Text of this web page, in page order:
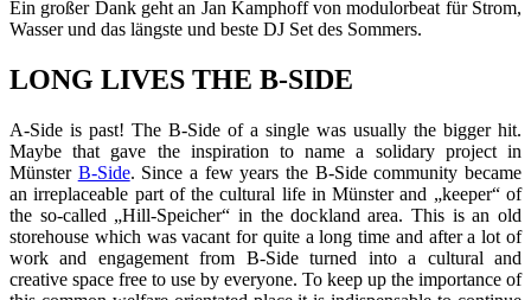
Ein großer Dank geht an Jan Kamphoff von modulorbeat für Strom,
Wasser und das längste und beste DJ Set des Sommers.
LONG LIVES THE B-SIDE
A-Side is past! The B-Side of a single was usually the bigger hit.
Maybe that gave the inspiration to name a solidary project in
Münster B-Side. Since a few years the B-Side community became
an irreplaceable part of the cultural life in Münster and „keeper“ of
the so-called „Hill-Speicher“ in the dockland area. This is an old
storehouse which was vacant for quite a long time and after a lot of
work and engagement from B-Side turned into a cultural and
creative space free to use by everyone. To keep up the importance of